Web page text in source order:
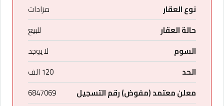
نوع العقار
مزادات
حالة العقار
للبيع
السوم
لا يوجد
الحد
120 الف
معلن معتمد (مفوض) رقم التسجيل
6847069